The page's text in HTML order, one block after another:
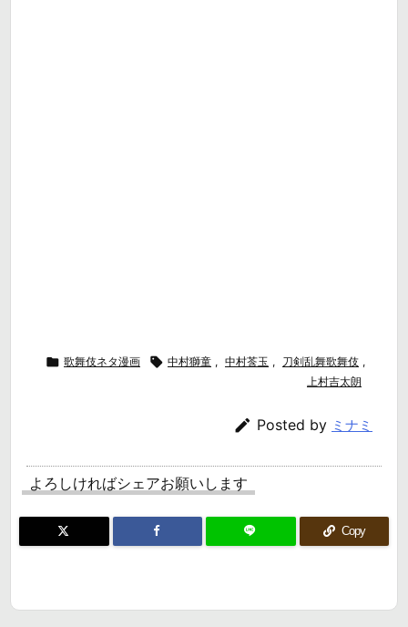
 歌舞伎ネタ漫画  中村獅童 , 中村莟玉 , 刀剣乱舞歌舞伎 ,
上村吉太朗
 Posted by ミナミ
よろしければシェアお願いします
Copy